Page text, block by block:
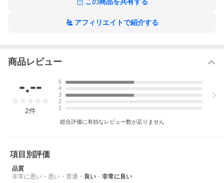
商品到着後、商品レビューを書いて3年保証
※GショックとベビーＧは当店で時間合わせをせず、入荷したまま
オッチG-SHOCKから、半透明樹脂に色を付けたカラーリングが特
徴のNewモデル「Color Skeleton Series」が登場。
ベースモデルは元祖スクエアフェイスの“DW-5600”を採用。中身
この商品を共有する
アフィリエイトで紹介する
商品レビュー
-.--
2件
5
4
3
2
1
総合評価に有効なレビュー数が足りません
項目別評価
品質
非常に悪い ・ 悪い ・ 普通 ・ 良い ・ 非常に良い